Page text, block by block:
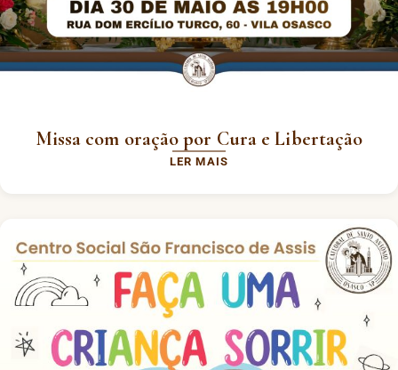
Missa com oração por Cura e Libertação
LER MAIS